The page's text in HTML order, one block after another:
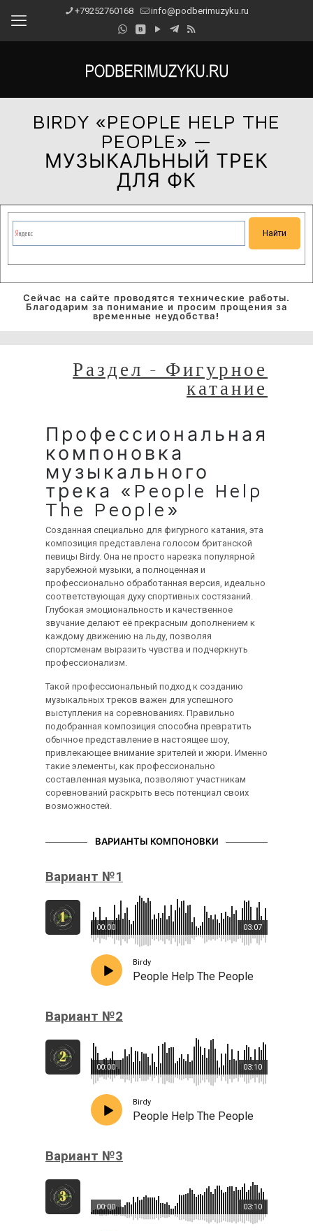
+79252760168 info@podberimuzyku.ru
BIRDY «PEOPLE HELP THE
PEOPLE» —
МУЗЫКАЛЬНЫЙ ТРЕК
ДЛЯ ФК
Сейчас на сайте проводятся технические работы.
Благодарим за понимание и просим прощения за
временные неудобства!
Раздел - Фигурное
катание
Профессиональная
компоновка
музыкального
трека «People Help
The People»
Созданная специально для фигурного катания, эта
композиция представлена голосом британской
певицы Birdy. Она не просто нарезка популярной
зарубежной музыки, а полноценная и
профессионально обработанная версия, идеально
соответствующая духу спортивных состязаний.
Глубокая эмоциональность и качественное
звучание делают её прекрасным дополнением к
каждому движению на льду, позволяя
спортсменам выразить чувства и подчеркнуть
профессионализм.
Такой профессиональный подход к созданию
музыкальных треков важен для успешного
выступления на соревнованиях. Правильно
подобранная композиция способна превратить
обычное представление в настоящее шоу,
привлекающее внимание зрителей и жюри. Именно
такие элементы, как профессионально
составленная музыка, позволяют участникам
соревнований раскрыть весь потенциал своих
возможностей.
ВАРИАНТЫ КОМПОНОВКИ
Вариант №1
03:07
00:00
Birdy
People Help The People
Вариант №2
03:10
00:00
Birdy
People Help The People
Вариант №3
03:10
00:00